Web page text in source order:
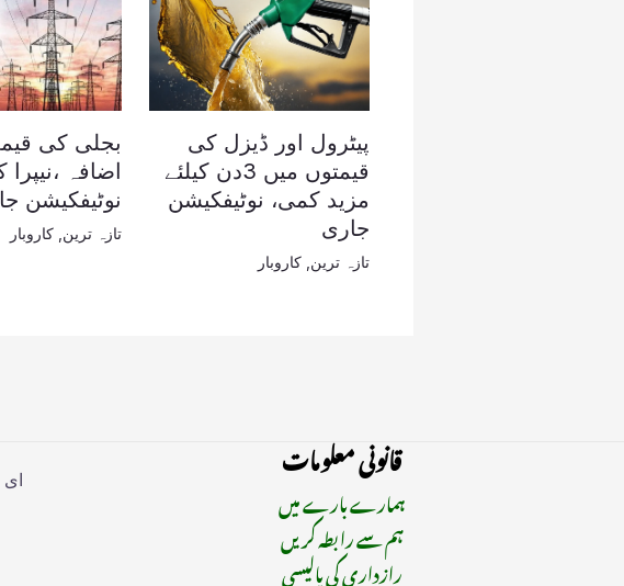
پیٹرول اور ڈیزل کی
قیمتوں میں 3دن کیلئے
مزید کمی، نوٹیفکیشن
جاری
تازہ ترین کاروبار
بجلی کی
اضافہ ،نیپرا
نوٹیفکیشن
تازہ ترین ,کاروبار
قانونی معلومات
ہمارے بارے میں
ہم سے رابطہ کریں
رازداری کی پالیسی